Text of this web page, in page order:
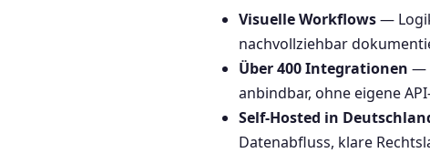
Visuelle Workflows—
nachvollziehbar
Über 400 Integrationen —
anbindbar, ohne eigene
Self-Hosted in
Datenabfluss, klare